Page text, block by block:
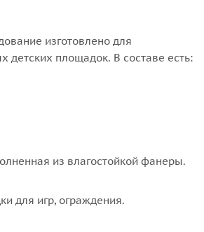
изготовлено для
детских площадок. В составе есть:
из влагостойкой фанеры.
для игр, ограждения.